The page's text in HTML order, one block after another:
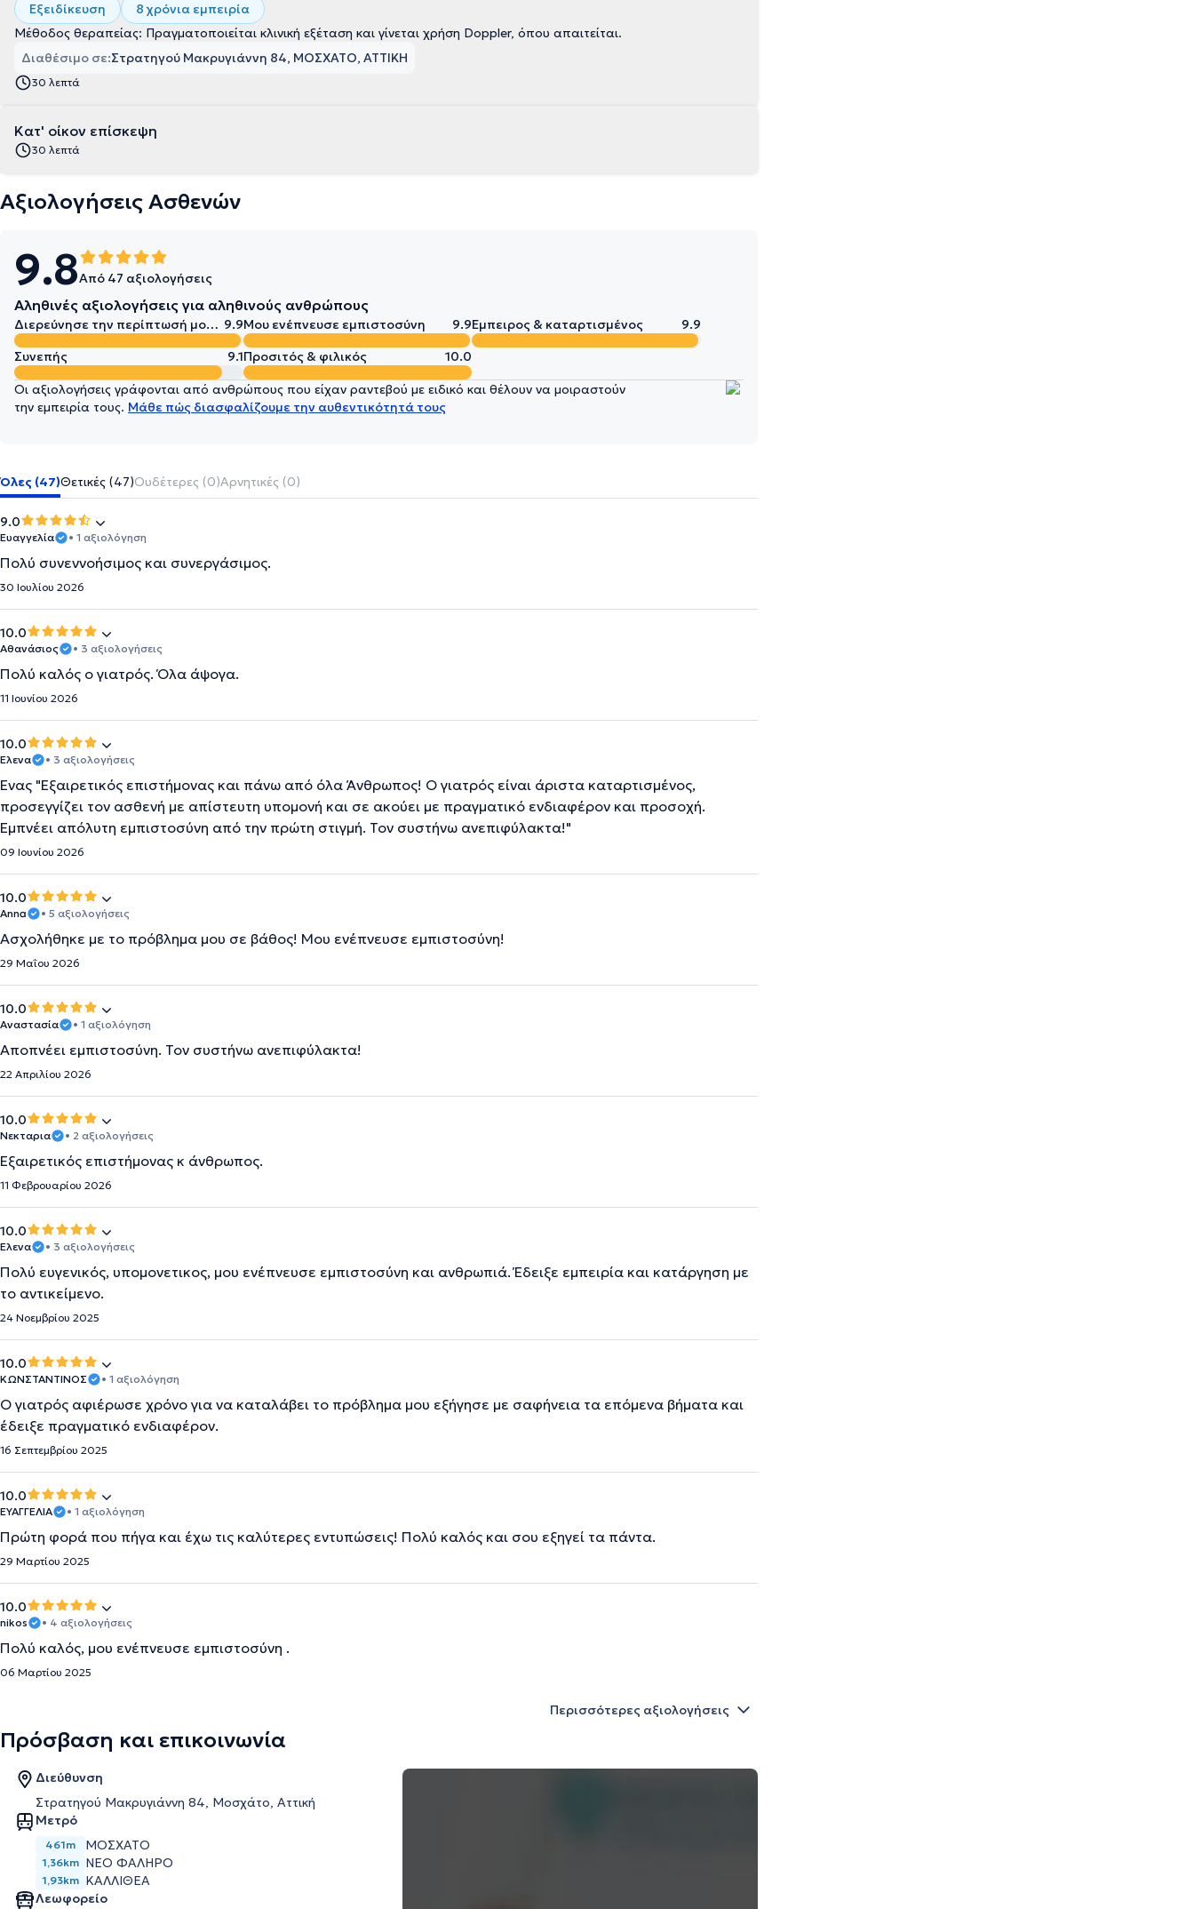
Εξειδίκευση
8 χρόνια εμπειρία
Μέθοδος θεραπείας: Πραγματοποιείται κλινική εξέταση και γίνεται χρήση Doppler, όπου απαιτείται.
Διαθέσιμο σε:Στρατηγού Μακρυγιάννη 84, ΜΟΣΧΑΤΟ, ΑΤΤΙΚΗ
30 λεπτά
Κατ' οίκον επίσκεψη
30 λεπτά
Αξιολογήσεις Ασθενών
9.8Από 47 αξιολογήσεις
Αληθινές αξιολογήσεις για αληθινούς ανθρώπους
Διερεύνησε την περίπτωσή μου σε βάθος 9.9Μου ενέπνευσε εμπιστοσύνη 9.9Έμπειρος & καταρτισμένος
9.9
Συνεπής
9.1Προσιτός & φιλικός 10.0
Οι αξιολογήσεις γράφονται από ανθρώπους που είχαν ραντεβού με ειδικό και θέλουν να μοιραστούν
την εμπειρία τους. Μάθε πώς διασφαλίζουμε την αυθεντικότητά τους
Όλες (47)Θετικές (47)Ουδέτερες (0)Αρνητικές (0)
9.0
Ευαγγελία • 1 αξιολόγηση
Πολύ συνεννοήσιμος και συνεργάσιμος.
30 Ιουλίου 2026
10.0
Αθανάσιος • 3 αξιολογήσεις
Πολύ καλός ο γιατρός. Όλα άψογα.
11 Ιουνίου 2026
10.0
Ελενα • 3 αξιολογήσεις
Ένας "Εξαιρετικός επιστήμονας και πάνω από όλα Άνθρωπος! Ο γιατρός είναι άριστα καταρτισμένος,
προσεγγίζει τον ασθενή με απίστευτη υπομονή και σε ακούει με πραγματικό ενδιαφέρον και προσοχή.
Εμπνέει απόλυτη εμπιστοσύνη από την πρώτη στιγμή. Τον συστήνω ανεπιφύλακτα!"
09 Ιουνίου 2026
10.0
Anna • 5 αξιολογήσεις
Ασχολήθηκε με το πρόβλημα μου σε βάθος! Μου ενέπνευσε εμπιστοσύνη!
29 Μαΐου 2026
10.0
Αναστασία • 1 αξιολόγηση
Αποπνέει εμπιστοσύνη. Τον συστήνω ανεπιφύλακτα!
22 Απριλίου 2026
10.0
Νεκταρια • 2 αξιολογήσεις
Εξαιρετικός επιστήμονας κ άνθρωπος.
11 Φεβρουαρίου 2026
10.0
Ελενα • 3 αξιολογήσεις
Πολύ ευγενικός, υπομονετικος, μου ενέπνευσε εμπιστοσύνη και ανθρωπιά. Έδειξε εμπειρία και κατάργηση με
το αντικείμενο.
24 Νοεμβρίου 2025
10.0
ΚΩΝΣΤΑΝΤΙΝΟΣ • 1 αξιολόγηση
Ο γιατρός αφιέρωσε χρόνο για να καταλάβει το πρόβλημα μου εξήγησε με σαφήνεια τα επόμενα βήματα και
έδειξε πραγματικό ενδιαφέρον.
16 Σεπτεμβρίου 2025
10.0
ΕΥΑΓΓΕΛΙΑ • 1 αξιολόγηση
Πρώτη φορά που πήγα και έχω τις καλύτερες εντυπώσεις! Πολύ καλός και σου εξηγεί τα πάντα.
29 Μαρτίου 2025
10.0
nikos • 4 αξιολογήσεις
Πολύ καλός, μου ενέπνευσε εμπιστοσύνη .
06 Μαρτίου 2025
Περισσότερες αξιολογήσεις
Πρόσβαση και επικοινωνία
Διεύθυνση
Στρατηγού Μακρυγιάννη 84, Μοσχάτο, Αττική
Μετρό
461m ΜΟΣΧΑΤΟ
1,36km ΝΕΟ ΦΑΛΗΡΟ
1,93km ΚΑΛΛΙΘΕΑ
Λεωφορείο